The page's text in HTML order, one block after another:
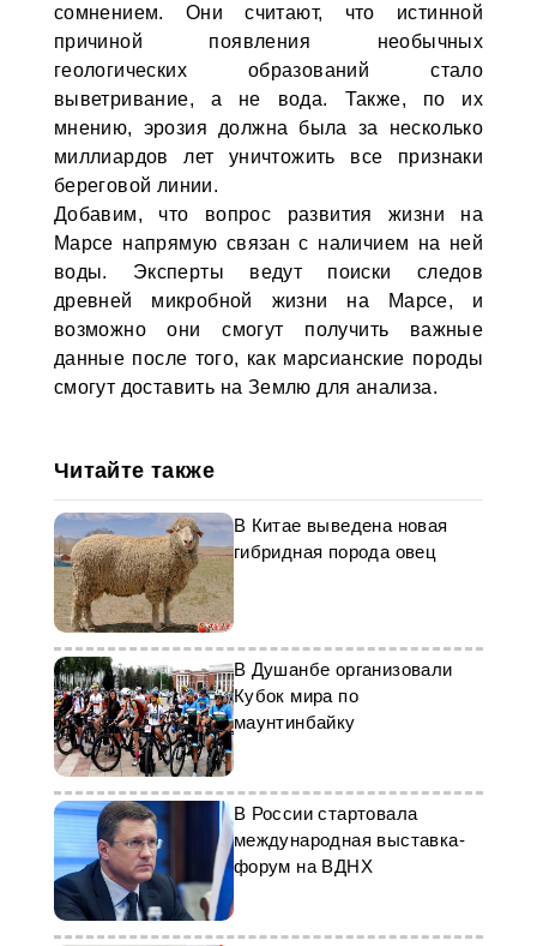
сомнением. Они считают, что истинной
причиной появления необычных
геологических образований стало
выветривание, а не вода. Также, по их
мнению, эрозия должна была за несколько
миллиардов лет уничтожить все признаки
береговой линии.
Добавим, что вопрос развития жизни на
Марсе напрямую связан с наличием на ней
воды. Эксперты ведут поиски следов
древней микробной жизни на Марсе, и
возможно они смогут получить важные
данные после того, как марсианские породы
смогут доставить на Землю для анализа.
Читайте также
В Китае выведена новая
гибридная порода овец
В Душанбе организовали
Кубок мира по
маунтинбайку
В России стартовала
международная выставка-
форум на ВДНХ